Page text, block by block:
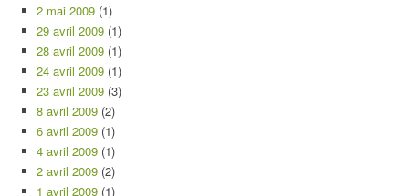
2 mai 2009 (1)
29 avril 2009 (1)
28 avril 2009 (1)
24 avril 2009 (1)
23 avril 2009 (3)
8 avril 2009 (2)
6 avril 2009 (1)
4 avril 2009 (1)
2 avril 2009 (2)
1 avril 2009 (1)